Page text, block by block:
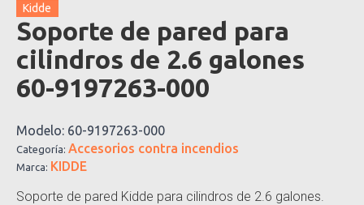
Kidde
Soporte de pared para
cilindros de 2.6 galones
60-9197263-000
Modelo: 60-9197263-000
Categoría: Accesorios contra incendios
Marca: KIDDE
Soporte de pared Kidde para cilindros de 2.6 galones.